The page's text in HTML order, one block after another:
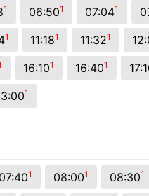
1 06:501 07:041
1 11:181 11:321
16:101 16:401
1
07:401 08:001 08:301